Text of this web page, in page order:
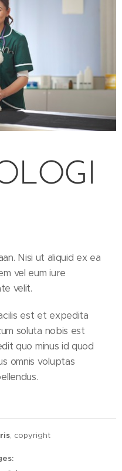
Nisi ut aliquid ex ea
vel eum iure
velit.
est et expedita
soluta nobis est
quo minus id quod
omnis voluptas
, copyright